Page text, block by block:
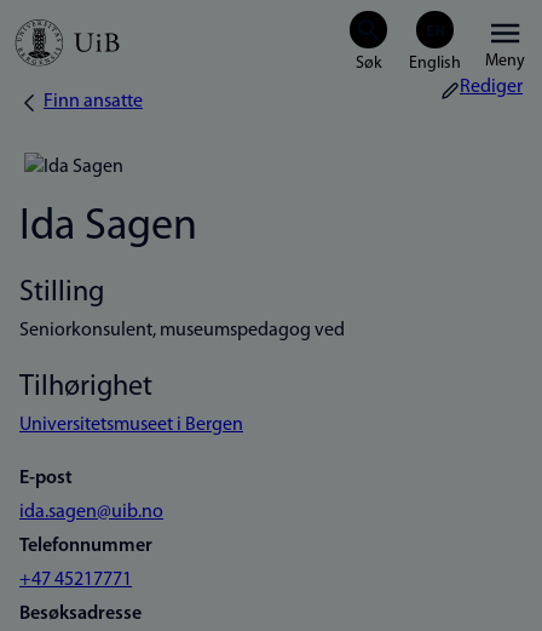
Hopp
Meny
Navigasjonssti
Finn ansatte
Rediger
Ida Sagen
Stilling
Seniorkonsulent, museumspedagog ved
Tilhørighet
Universitetsmuseet i Bergen
E-post
ida.sagen@uib.no
Telefonnummer
+47 45217771
Besøksadresse